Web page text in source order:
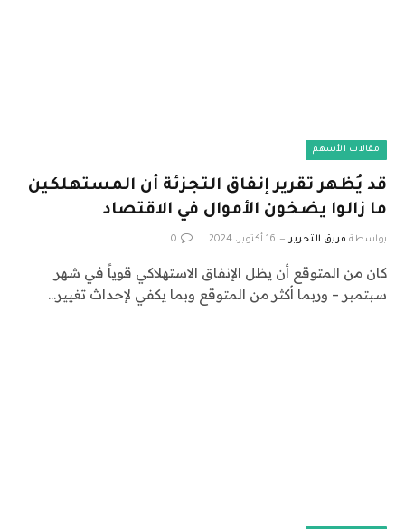
مقالات الأسهم
قد يُظهر تقرير إنفاق التجزئة أن المستهلكين
ما زالوا يضخون الأموال في الاقتصاد
بواسطة فريق التحرير 16 أكتوبر، 2024 0
كان من المتوقع أن يظل الإنفاق الاستهلاكي قوياً في شهر
سبتمبر – وربما أكثر من المتوقع وبما يكفي لإحداث تغيير…